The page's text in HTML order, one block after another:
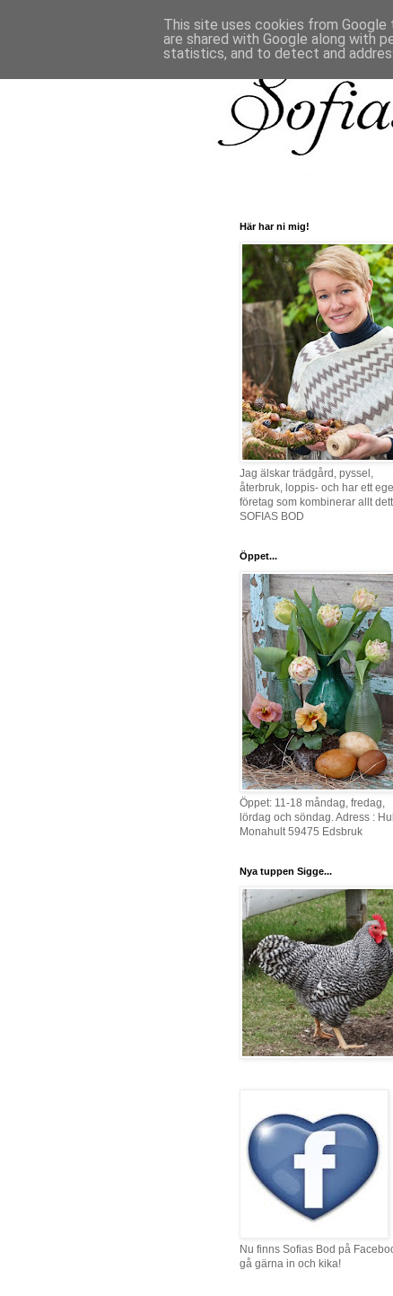
Här har ni mig!
Jag älskar trädgård, pyssel,
återbruk, loppis- och har ett
företag som kombinerar allt
SOFIAS BOD
Öppet...
Öppet: 11-18 måndag, fredag,
lördag och söndag. Adress :
Monahult 59475 Edsbruk
Nya tuppen Sigge...
Nu finns Sofias Bod på
gå gärna in och kika!
This site uses cookies from
are shared with Google along with
statistics, and to detect and